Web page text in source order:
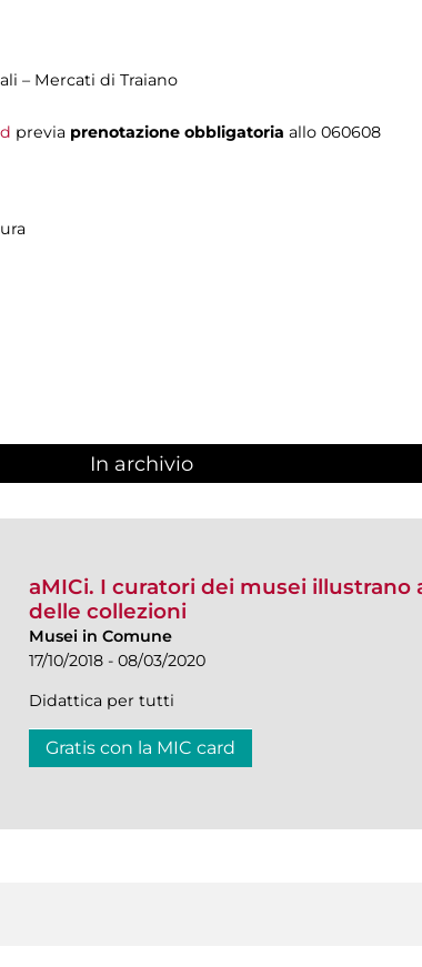
– Mercati di Traiano
previa prenotazione obbligatoria allo 060608
In archivio
aMICi. I curatori dei musei
delle collezioni
Musei in Comune
17/10/2018 - 08/03/2020
Didattica per tutti
Gratis con la MIC card